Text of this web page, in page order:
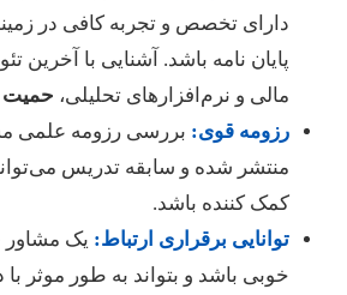
دارای تخصص و تجربه کافی در زمینه
پایان نامه باشد. آشنایی با آخرین
مالی و نرم‌افزارهای تحلیلی،حمیت
رزومه قوی:بررسی رزومه علمی
منتشر شده و سابقه تدریس می‌تواند
کمک کننده باشد.
توانایی برقراری ارتباط:یک مشاور خوب
خوبی باشد و بتواند به طور موثر با